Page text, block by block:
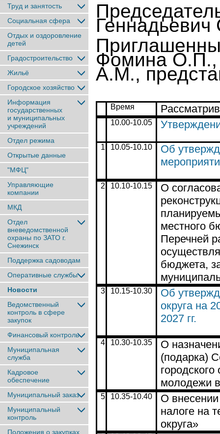
Труд и занятость
Социальная сфера
Отдых и оздоровление
детей
Градостроительство
Жильё
Городское хозяйство
Информация
государственных
и муниципальных
учреждений
Отдел режима
Открытые данные
"МФЦ"
Управляющие
компании
МКД
Отдел
вневедомственной
охраны по ЗАТО г.
Снежинск
Поддержка садоводам
Оперативные службы
Новости
Ведомственный
контроль в сфере
закупок
Финансовый контроль
Муниципальная
служба
Кадровое
обеспечение
Муниципальный заказ
Муниципальный
контроль
Положения о закупках
Фомина О.П.,
А.М.,
Время
10.00-10.05
1 10.05-10.10
Об
2 10.10-10.15
О
местного
Перечней
бюджета,
3 10.15-10.30
Об
округа на
2027 гг.
4 10.30-10.35
О
(подарка)
молодежи
5 10.35-10.40
О
налоге на
округа»